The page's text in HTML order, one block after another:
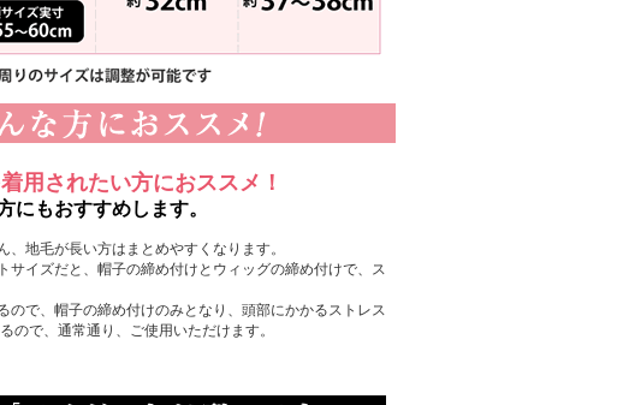
用されたい方におススメ！
にもおすすめします。
地毛が長い方はまとめやすくなります。
イズだと、帽子の締め付けとウィッグの締め付けで、ス
で、帽子の締め付けのみとなり、頭部にかかるストレス
で、通常通り、ご使用いただけます。